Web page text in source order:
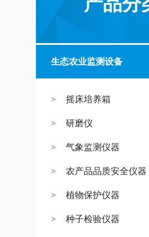
生态农业监测设备
摇床培养箱
研磨仪
气象监测仪器
农产品品质安全仪器
植物保护仪器
种子检验仪器